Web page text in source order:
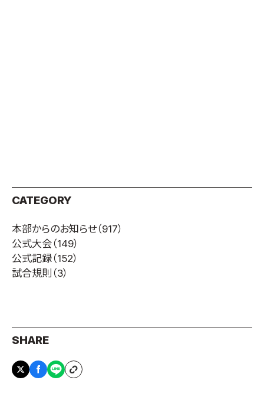
CATEGORY
本部からのお知らせ（917）
公式大会（149）
公式記録（152）
試合規則 （3）
SHARE